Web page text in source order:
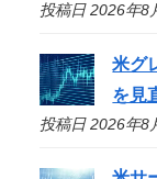
投稿日 2026年8
米グ
を見
投稿日 2026年8